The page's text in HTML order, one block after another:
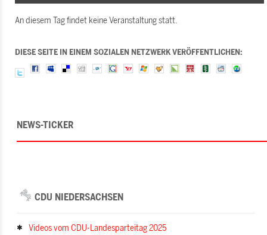
An diesem Tag findet keine Veranstaltung statt.
DIESE SEITE IN EINEM SOZIALEN NETZWERK VERÖFFENTLICHEN:
NEWS-TICKER
CDU NIEDERSACHSEN
Videos vom CDU-Landesparteitag 2025